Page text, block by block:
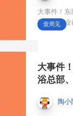
8月
国
瓷
大事件！
等陶卫企业
壹周见
大事件
浴总部
陶小